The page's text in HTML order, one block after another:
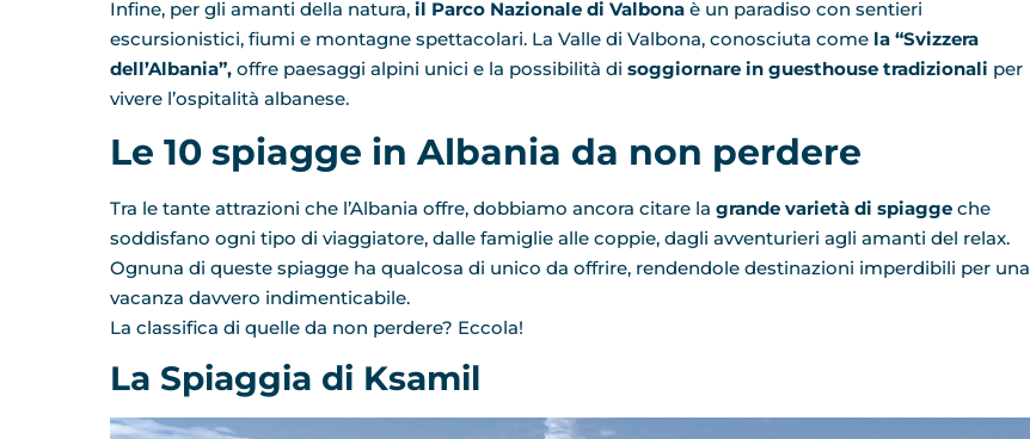
Infine, per gli amanti della natura, il Parco Nazionale di Valbona è un paradiso con sentieri
escursionistici, fiumi e montagne spettacolari. La Valle di Valbona, conosciuta come la “Svizzera
dell’Albania”, offre paesaggi alpini unici e la possibilità di soggiornare in guesthouse tradizionali per
vivere l’ospitalità albanese.
Le 10 spiagge in Albania da non perdere
Tra le tante attrazioni che l’Albania offre, dobbiamo ancora citare la grande varietà di spiagge che
soddisfano ogni tipo di viaggiatore, dalle famiglie alle coppie, dagli avventurieri agli amanti del relax.
Ognuna di queste spiagge ha qualcosa di unico da offrire, rendendole destinazioni imperdibili per una
vacanza davvero indimenticabile.
La classifica di quelle da non perdere? Eccola!
La Spiaggia di Ksamil